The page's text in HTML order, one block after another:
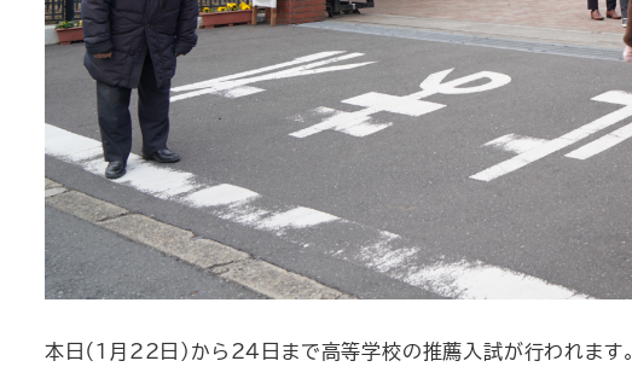
本日（1月22日）から24日まで高等学校の推薦入試が行われます。